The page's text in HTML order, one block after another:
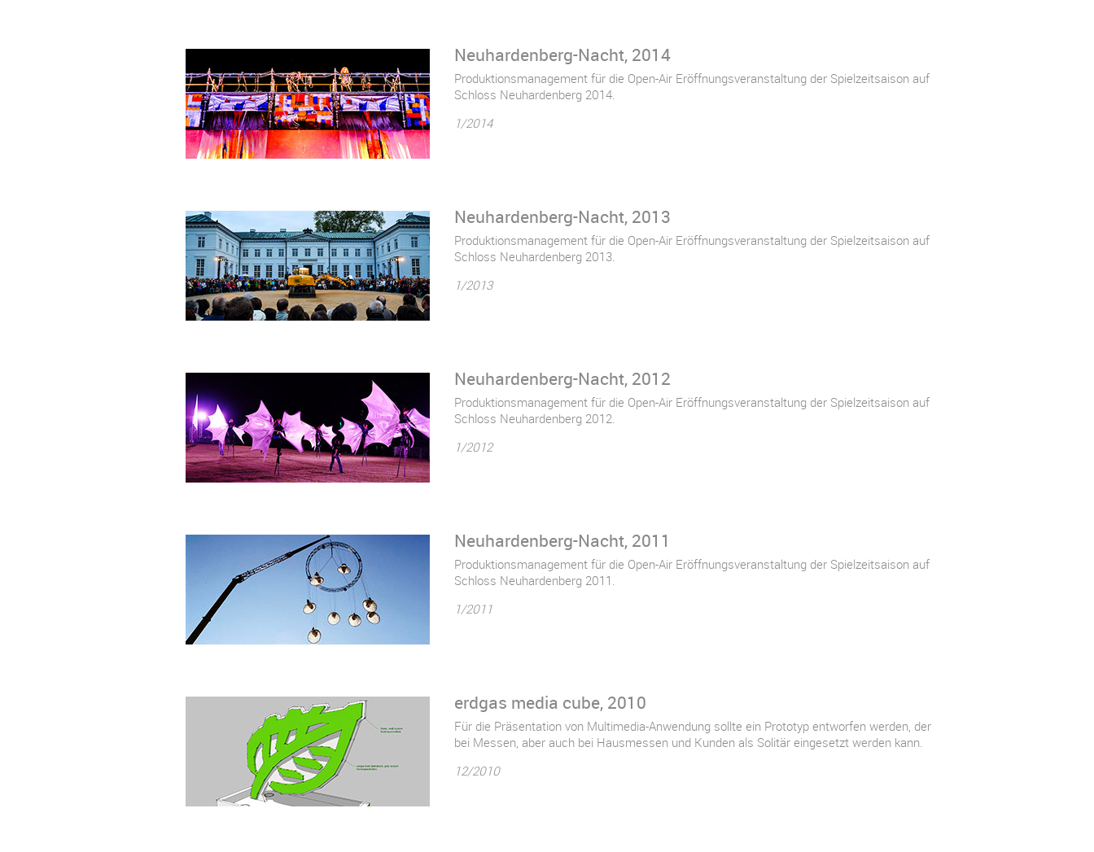
Neuhardenberg-Nacht, 2014
Produktionsmanagement für die Open-Air Eröffnungsveranstaltung der Spielzeitsaison auf
Schloss Neuhardenberg 2014.
1/2014
Neuhardenberg-Nacht, 2013
Produktionsmanagement für die Open-Air Eröffnungsveranstaltung der Spielzeitsaison auf
Schloss Neuhardenberg 2013.
1/2013
Neuhardenberg-Nacht, 2012
Produktionsmanagement für die Open-Air Eröffnungsveranstaltung der Spielzeitsaison auf
Schloss Neuhardenberg 2012.
1/2012
Neuhardenberg-Nacht, 2011
Produktionsmanagement für die Open-Air Eröffnungsveranstaltung der Spielzeitsaison auf
Schloss Neuhardenberg 2011.
1/2011
erdgas media cube, 2010
Für die Präsentation von Multimedia-Anwendung sollte ein Prototyp entworfen werden, der
bei Messen, aber auch bei Hausmessen und Kunden als Solitär eingesetzt werden kann.
12/2010